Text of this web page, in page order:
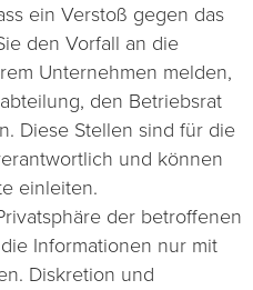
ein Verstoß gegen das
den Vorfall an die
Unternehmen melden,
den Betriebsrat
Diese Stellen sind für die
und können
einleiten.
der betroffenen
Informationen nur mit
Diskretion und